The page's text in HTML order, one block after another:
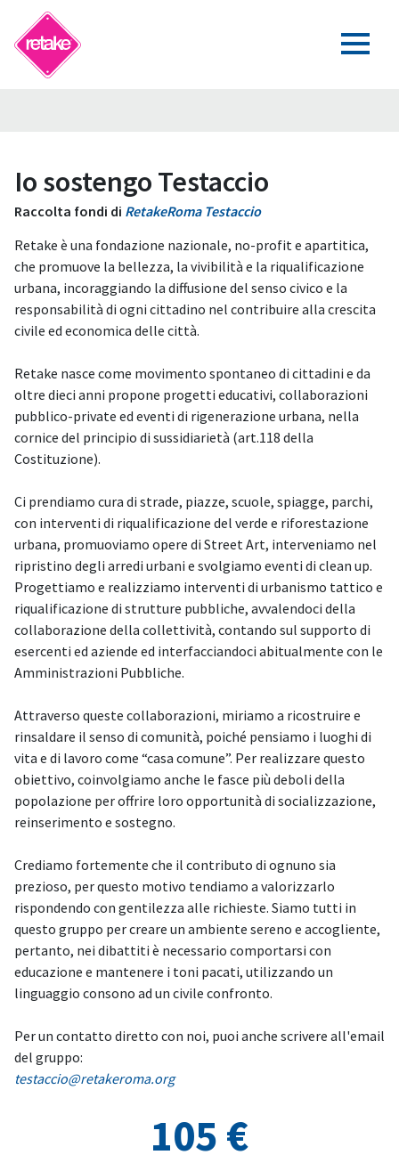
Io sostengo Testaccio
Raccolta fondi di RetakeRoma Testaccio
Retake è una fondazione nazionale, no-profit e apartitica,
che promuove la bellezza, la vivibilità e la riqualificazione
urbana, incoraggiando la diffusione del senso civico e la
responsabilità di ogni cittadino nel contribuire alla crescita
civile ed economica delle città.
Retake nasce come movimento spontaneo di cittadini e da
oltre dieci anni propone progetti educativi, collaborazioni
pubblico-private ed eventi di rigenerazione urbana, nella
cornice del principio di sussidiarietà (art.118 della
Costituzione).
Ci prendiamo cura di strade, piazze, scuole, spiagge, parchi,
con interventi di riqualificazione del verde e riforestazione
urbana, promuoviamo opere di Street Art, interveniamo nel
ripristino degli arredi urbani e svolgiamo eventi di clean up.
Progettiamo e realizziamo interventi di urbanismo tattico e
riqualificazione di strutture pubbliche, avvalendoci della
collaborazione della collettività, contando sul supporto di
esercenti ed aziende ed interfacciandoci abitualmente con le
Amministrazioni Pubbliche.
Attraverso queste collaborazioni, miriamo a ricostruire e
rinsaldare il senso di comunità, poiché pensiamo i luoghi di
vita e di lavoro come “casa comune”. Per realizzare questo
obiettivo, coinvolgiamo anche le fasce più deboli della
popolazione per offrire loro opportunità di socializzazione,
reinserimento e sostegno.
Crediamo fortemente che il contributo di ognuno sia
prezioso, per questo motivo tendiamo a valorizzarlo
rispondendo con gentilezza alle richieste. Siamo tutti in
questo gruppo per creare un ambiente sereno e accogliente,
pertanto, nei dibattiti è necessario comportarsi con
educazione e mantenere i toni pacati, utilizzando un
linguaggio consono ad un civile confronto.
Per un contatto diretto con noi, puoi anche scrivere all'email
del gruppo:
testaccio@retakeroma.org
105 €